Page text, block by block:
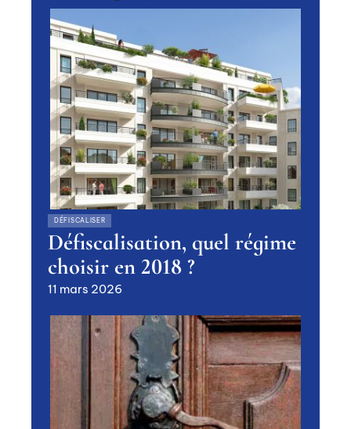
DÉFISCALISER
Défiscalisation, quel régime
choisir en 2018 ?
11 mars 2026